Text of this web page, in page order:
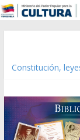
Constitución,
Modesta Bor
Gaceta Oficial de
Caracas 09 de